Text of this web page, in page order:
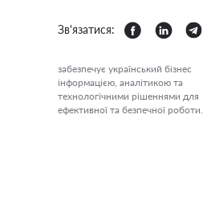
Зв'язатися:
забезпечує український бізнес
інформацією, аналітикою та
технологічними рішеннями для
ефективної та безпечної роботи.